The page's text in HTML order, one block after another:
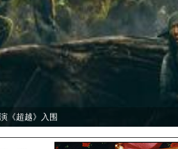
”探索可持续